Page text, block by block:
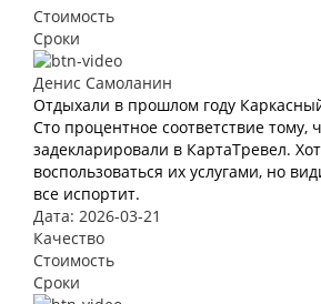
Стоимость
Сроки
Денис Самоланин
Отдыхали в прошлом году
Сто процентное соответствие тому,
задекларировали в КартаТревел.
воспользоваться их услугами, но
все испортит.
Дата: 2026-03-21
Качество
Стоимость
Сроки